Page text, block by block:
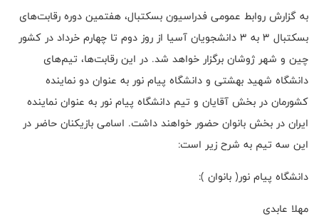
به گزارش روابط عمومی فدراسیون بسکتبال، هفتمین دوره رقابت‌های
بسکتبال ۳ به ۳ دانشجویان آسیا از روز دوم تا چهارم خرداد در کشور
چین و شهر ژوشان برگزار خواهد شد. در این رقابت‌ها، تیم‌های
دانشگاه شهید بهشتی و دانشگاه پیام نور به عنوان دو نماینده
کشورمان در بخش آقایان و تیم دانشگاه پیام نور به عنوان نماینده
ایران در بخش بانوان حضور خواهند داشت. اسامی بازیکنان حاضر در
این سه تیم به شرح زير است:
دانشگاه پیام نور( بانوان ):
مهلا عابدی